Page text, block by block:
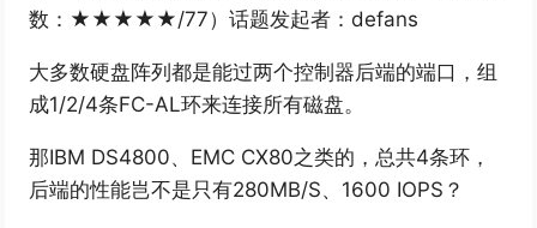
数：★★★★★/77）话题发起者：defans
大多数硬盘阵列都是能过两个控制器后端的端口，组
成1/2/4条FC-AL环来连接所有磁盘。
那IBM DS4800、EMC CX80之类的，总共4条环，
后端的性能岂不是只有280MB/S、1600 IOPS？